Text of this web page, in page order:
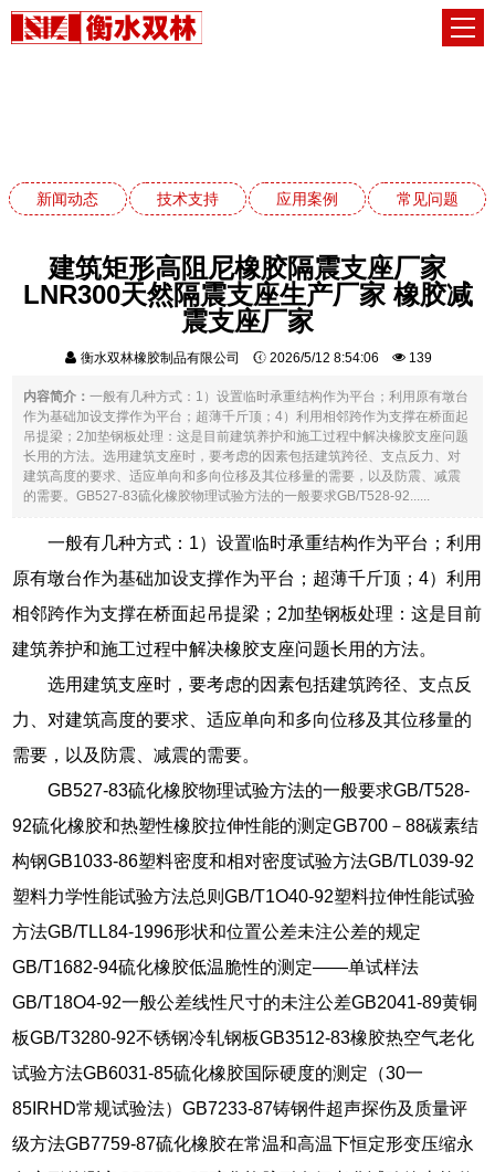
新闻动态 技术支持 应用案例 常见问题
建筑矩形高阻尼橡胶隔震支座厂家
LNR300天然隔震支座生产厂家 橡胶减
震支座厂家
衡水双林橡胶制品有限公司 2026/5/12 8:54:06 139
内容简介：一般有几种方式：1）设置临时承重结构作为平台；利用原有墩台
作为基础加设支撑作为平台；超薄千斤顶；4）利用相邻跨作为支撑在桥面起
吊提梁；2加垫钢板处理：这是目前建筑养护和施工过程中解决橡胶支座问题
长用的方法。选用建筑支座时，要考虑的因素包括建筑跨径、支点反力、对
建筑高度的要求、适应单向和多向位移及其位移量的需要，以及防震、减震
的需要。GB527-83硫化橡胶物理试验方法的一般要求GB/T528-92......
一般有几种方式：1）设置临时承重结构作为平台；利用
原有墩台作为基础加设支撑作为平台；超薄千斤顶；4）利用
相邻跨作为支撑在桥面起吊提梁；2加垫钢板处理：这是目前
建筑养护和施工过程中解决橡胶支座问题长用的方法。
选用建筑支座时，要考虑的因素包括建筑跨径、支点反
力、对建筑高度的要求、适应单向和多向位移及其位移量的
需要，以及防震、减震的需要。
GB527-83硫化橡胶物理试验方法的一般要求GB/T528-
92硫化橡胶和热塑性橡胶拉伸性能的测定GB700－88碳素结
构钢GB1033-86塑料密度和相对密度试验方法GB/TL039-92
塑料力学性能试验方法总则GB/T1O40-92塑料拉伸性能试验
方法GB/TLL84-1996形状和位置公差未注公差的规定
GB/T1682-94硫化橡胶低温脆性的测定——单试样法
GB/T18O4-92一般公差线性尺寸的未注公差GB2041-89黄铜
板GB/T3280-92不锈钢冷轧钢板GB3512-83橡胶热空气老化
试验方法GB6031-85硫化橡胶国际硬度的测定（30一
85IRHD常规试验法）GB7233-87铸钢件超声探伤及质量评
级方法GB7759-87硫化橡胶在常温和高温下恒定形变压缩永